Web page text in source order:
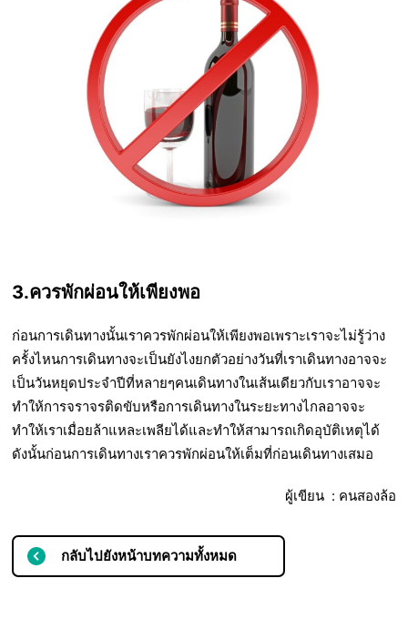
3.ควรพักผ่อนให้เพียงพอ
ก่อนการเดินทางนั้นเราควรพักผ่อนให้เพียงพอเพราะเราจะไม่รู้ว่าง
ครั้งไหนการเดินทางจะเป็นยังไงยกตัวอย่างวันที่เราเดินทางอาจจะ
เป็นวันหยุดประจำปีที่หลายๆคนเดินทางในเส้นเดียวกับเราอาจจะ
ทำให้การจราจรติดขับหรือการเดินทางในระยะทางไกลอาจจะ
ทำให้เราเมื่อยล้าแหละเพลียได้และทำให้สามารถเกิดอุบัติเหตุได้
ดังนั้นก่อนการเดินทางเราควรพักผ่อนให้เต็มที่ก่อนเดินทางเสมอ
ผู้เขียน : คนสองล้อ
กลับไปยังหน้าบทความทั้งหมด